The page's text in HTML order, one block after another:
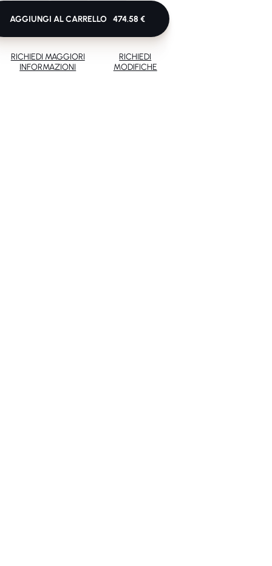
AGGIUNGI AL CARRELLO 474.58 €
RICHIEDI MAGGIORI
INFORMAZIONI
RICHIEDI
MODIFICHE